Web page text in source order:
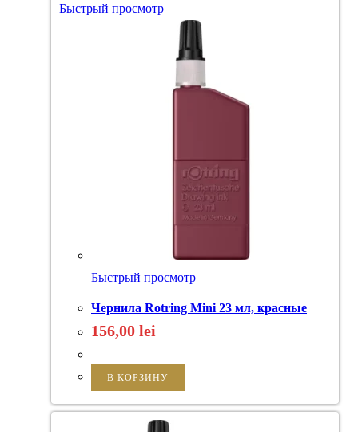
Быстрый просмотр
Быстрый просмотр
Чернила Rotring Mini 23 мл, красные
156,00 lei
В КОРЗИНУ